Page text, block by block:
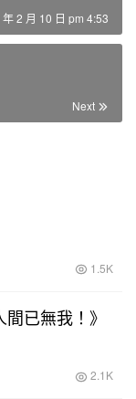
2 月 10 日 pm 4:53
Next
1.5K
間已無我！》
2.1K